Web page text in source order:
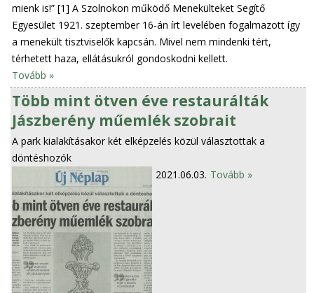
mienk is!” [1] A Szolnokon működő Menekülteket Segítő
Egyesület 1921. szeptember 16-án írt levelében fogalmazott így
a menekült tisztviselők kapcsán. Mivel nem mindenki tért,
térhetett haza, ellátásukról gondoskodni kellett.
Tovább »
Több mint ötven éve restaurálták
Jászberény műemlék szobrait
A park kialakításakor két elképzelés közül választottak a
döntéshozók
2021.06.03. Tovább »